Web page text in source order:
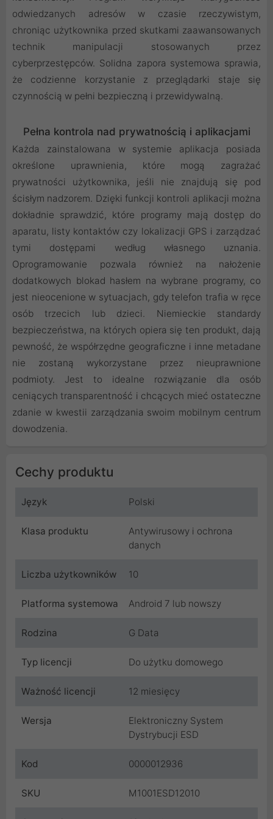
odwiedzanych adresów w czasie rzeczywistym,
chroniąc użytkownika przed skutkami zaawansowanych
technik manipulacji stosowanych przez
cyberprzestępców. Solidna zapora systemowa sprawia,
że codzienne korzystanie z przeglądarki staje się
czynnością w pełni bezpieczną i przewidywalną.
Pełna kontrola nad prywatnością i aplikacjami
Każda zainstalowana w systemie aplikacja posiada
określone uprawnienia, które mogą zagrażać
prywatności użytkownika, jeśli nie znajdują się pod
ścisłym nadzorem. Dzięki funkcji kontroli aplikacji można
dokładnie sprawdzić, które programy mają dostęp do
aparatu, listy kontaktów czy lokalizacji GPS i zarządzać
tymi dostępami według własnego uznania.
Oprogramowanie pozwala również na nałożenie
dodatkowych blokad hasłem na wybrane programy, co
jest nieocenione w sytuacjach, gdy telefon trafia w ręce
osób trzecich lub dzieci. Niemieckie standardy
bezpieczeństwa, na których opiera się ten produkt, dają
pewność, że współrzędne geograficzne i inne metadane
nie zostaną wykorzystane przez nieuprawnione
podmioty. Jest to idealne rozwiązanie dla osób
ceniących transparentność i chcących mieć ostateczne
zdanie w kwestii zarządzania swoim mobilnym centrum
dowodzenia.
Cechy produktu
Język Polski
Klasa produktu
Antywirusowy i ochrona
danych
Liczba użytkowników 10
Platforma systemowa Android 7 lub nowszy
Rodzina G Data
Typ licencji Do użytku domowego
Ważność licencji 12 miesięcy
Wersja
Elektroniczny System
Dystrybucji ESD
Kod 0000012936
SKU M1001ESD12010